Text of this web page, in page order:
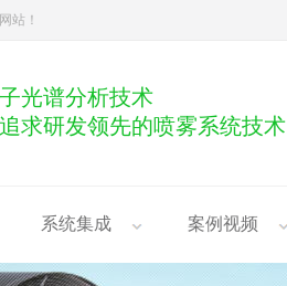
站！
光谱分析技术
求研发领先的喷雾系统技术
系统集成 案例视频